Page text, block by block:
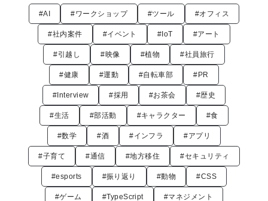
#AI #ワークショップ #ツール #オフィス
#社内案件 #イベント #IoT #アート
#引越し #映像 #植物 #社員旅行
#健康 #運動 #自転車部 #PR
#Interview #採用 #お茶会 #歴史
#生活 #部活動 #キャラクター #食
#数学 #酒 #インフラ #アプリ
#子育て #通信 #地方移住 #セキュリティ
#esports #振り返り #動物 #CSS
#ゲーム #TypeScript #マネジメント